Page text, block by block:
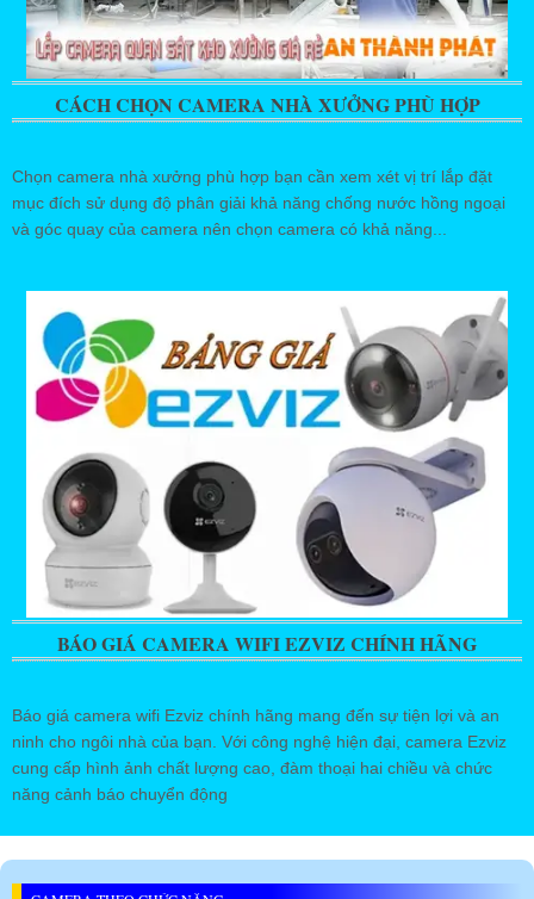
CÁCH CHỌN CAMERA NHÀ XƯỞNG PHÙ HỢP
Chọn camera nhà xưởng phù hợp bạn cần xem xét vị trí lắp đặt
mục đích sử dụng độ phân giải khả năng chống nước hồng ngoại
và góc quay của camera nên chọn camera có khả năng...
BÁO GIÁ CAMERA WIFI EZVIZ CHÍNH HÃNG
Báo giá camera wifi Ezviz chính hãng mang đến sự tiện lợi và an
ninh cho ngôi nhà của bạn. Với công nghệ hiện đại, camera Ezviz
cung cấp hình ảnh chất lượng cao, đàm thoại hai chiều và chức
năng cảnh báo chuyển động